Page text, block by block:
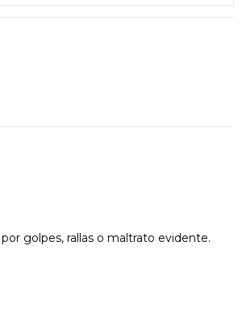
golpes, rallas o maltrato evidente.